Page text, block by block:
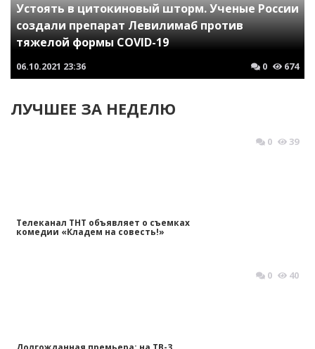
Устоять в цитокиновый шторм. Ученые России
создали препарат Левилимаб против
тяжелой формы COVID-19
06.10.2021 23:36 0 674
ЛУЧШЕЕ ЗА НЕДЕЛЮ
Телеканал ТНТ объявляет о съемках
комедии «Кладем на совесть!»
0 39
0 40